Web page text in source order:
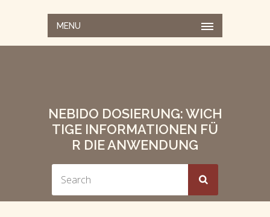
MENU
NEBIDO DOSIERUNG: WICH
TIGE INFORMATIONEN FÜ
R DIE ANWENDUNG